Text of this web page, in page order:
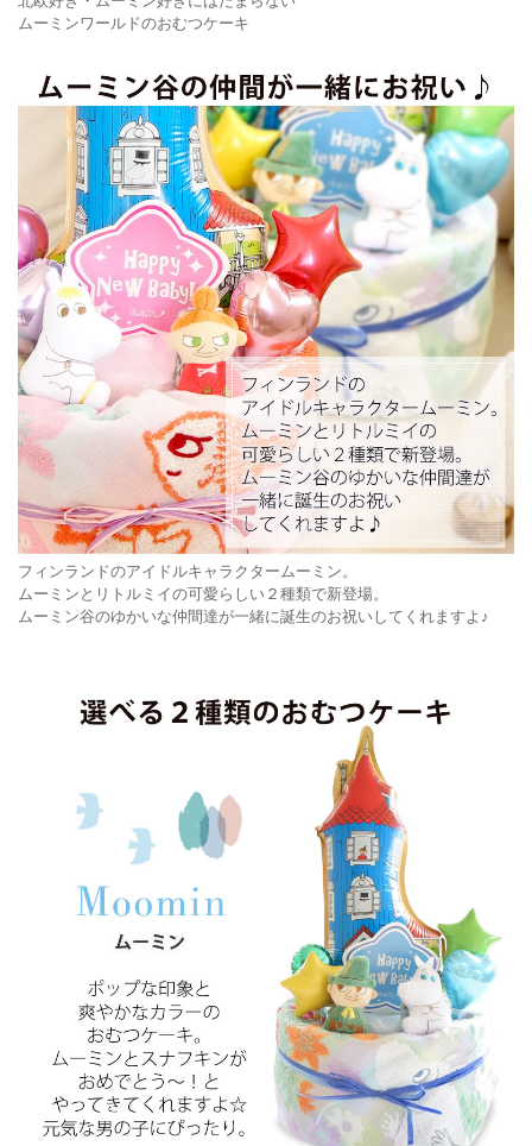
ムーミンワールドのおむつケーキ
フィンランドのアイドルキャラクタームーミン。
ムーミンとリトルミイの可愛らしい２種類で新登場。
ムーミン谷のゆかいな仲間達が一緒に誕生のお祝いしてくれますよ♪